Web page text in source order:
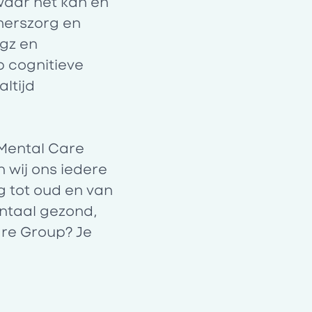
en
en
cognitieve
Care
wij ons iedere
tot oud en van
gezond,
Group? Je